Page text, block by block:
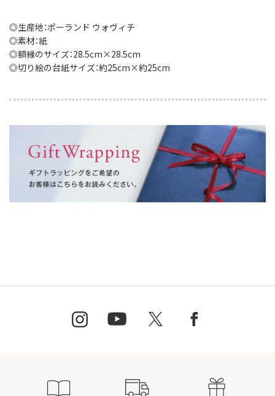
◎生産地：ポーランド ウォヴィチ
◎素材：紙
◎額縁のサイズ：28.5cm×28.5cm
◎切り絵の台紙サイズ：約25cm×約25cm